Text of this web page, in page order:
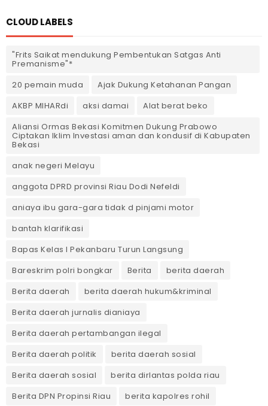
CLOUD LABELS
"Frits Saikat mendukung Pembentukan Satgas Anti
Premanisme"*
20 pemain muda
Ajak Dukung Ketahanan Pangan
AKBP MIHARdi
aksi damai
Alat berat beko
Aliansi Ormas Bekasi Komitmen Dukung Prabowo
Ciptakan Iklim Investasi aman dan kondusif di Kabupaten
Bekasi
anak negeri Melayu
anggota DPRD provinsi Riau Dodi Nefeldi
aniaya ibu gara-gara tidak d pinjami motor
bantah klarifikasi
Bapas Kelas I Pekanbaru Turun Langsung
Bareskrim polri bongkar
Berita
berita daerah
Berita daerah
berita daerah hukum&kriminal
Berita daerah jurnalis dianiaya
Berita daerah pertambangan ilegal
Berita daerah politik
berita daerah sosial
Berita daerah sosial
berita dirlantas polda riau
Berita DPN Propinsi Riau
berita kapolres rohil